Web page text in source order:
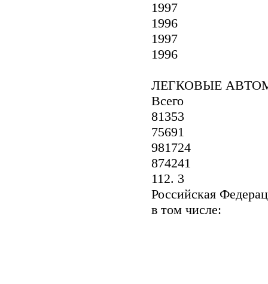
1997
1996
1997
1996
ЛЕГКОВЫЕ
Всего
81353
75691
981724
874241
112. 3
Российская
в том числе: